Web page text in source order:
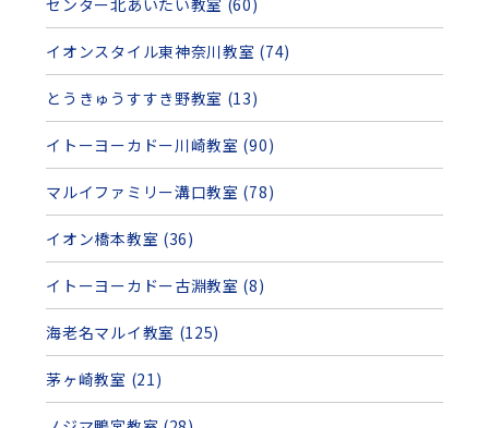
イオンスタイル東神奈川教室 (74)
とうきゅうすすき野教室 (13)
イトーヨーカドー川崎教室 (90)
マルイファミリー溝口教室 (78)
イオン橋本教室 (36)
イトーヨーカドー古淵教室 (8)
海老名マルイ教室 (125)
茅ヶ崎教室 (21)